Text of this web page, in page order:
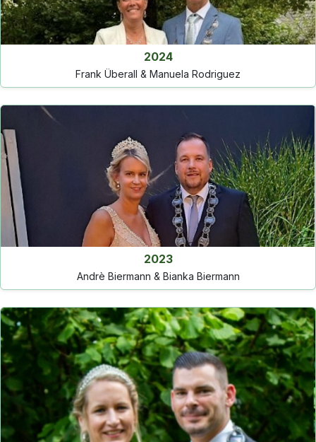
2024
Frank Überall & Manuela Rodriguez
2023
Andrè Biermann & Bianka Biermann